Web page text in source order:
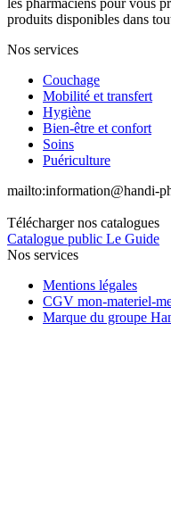
les pharmaciens pour vous
produits disponibles dans
Nos services
Couchage
Mobilité et transfert
Hygiène
Bien-être et confort
Soins
Puériculture
mailto:information@handi-
Télécharger nos catalogues
Catalogue public Le Guide
Nos services
Mentions légales
CGV mon-materiel-
Marque du groupe